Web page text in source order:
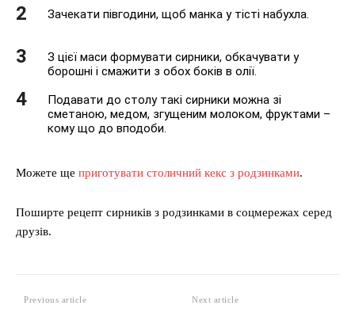
Зачекати півгодини, щоб манка у тісті набухла.
З цієї маси формувати сирники, обкачувати у
борошні і смажити з обох боків в олії.
Подавати до столу такі сирники можна зі
сметаною, медом, згущеним молоком, фруктами –
кому що до вподоби.
Можете ще приготувати столичний кекс з родзинками.
Поширте рецепт сирників з родзинками в соцмережах серед
друзів.
Previous article Next article